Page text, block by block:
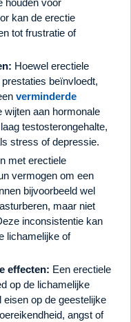
kan de erectie
tot frustratie of
Hoewel erectiele
beïnvloedt,
verminderde
wijten aan hormonale
testosterongehalte,
stress of depressie.
met erectiele
vermogen om een
bijvoorbeeld wel
maar niet
inconsistentie kan
lichamelijke of
effecten: Een erectiele
op de lichamelijke
op de geestelijke
angst of